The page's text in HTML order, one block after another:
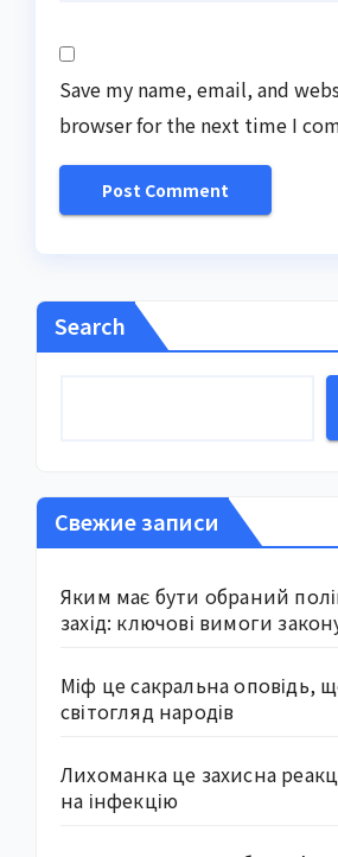
Save my name, email, and
browser for the next time I
Search
Свежие записи
Яким має бути обраний
захід: ключові вимоги
Міф це сакральна оповідь,
світогляд народів
Лихоманка це захисна
на інфекцію